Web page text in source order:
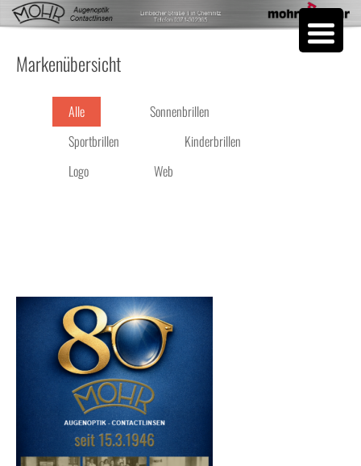
Markenübersicht
Alle
Sonnenbrillen
Sportbrillen
Kinderbrillen
Logo
Web